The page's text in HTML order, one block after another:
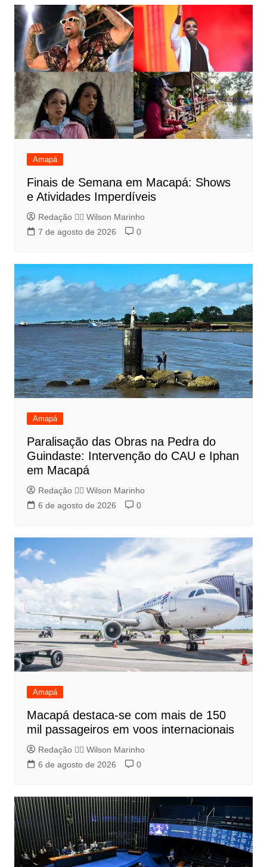
Amapá
Finais de Semana em Macapá: Shows
e Atividades Imperdíveis
Redação 👨‍⚖️​ Wilson Marinho
7 de agosto de 2026
0
Amapá
Paralisação das Obras na Pedra do
Guindaste: Intervenção do CAU e Iphan
em Macapá
Redação 👨‍⚖️​ Wilson Marinho
6 de agosto de 2026
0
Amapá
Macapá destaca-se com mais de 150
mil passageiros em voos internacionais
Redação 👨‍⚖️​ Wilson Marinho
6 de agosto de 2026
0